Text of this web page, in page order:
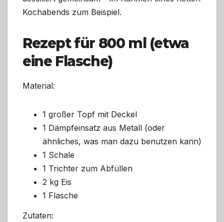
Kochabends zum Beispiel.
Rezept für 800 ml (etwa
eine Flasche)
Material:
1 großer Topf mit Deckel
1 Dämpfeinsatz aus Metall (oder
ähnliches, was man dazu benutzen kann)
1 Schale
1 Trichter zum Abfüllen
2 kg Eis
1 Flasche
Zutaten: